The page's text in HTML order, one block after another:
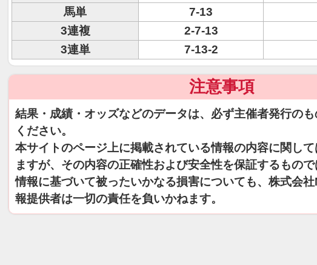
馬単
7-13
3連複
2-7-13
3連単
7-13-2
注意事項
結果・成績・オッズなどのデータは、必ず主催者発行の
ください。
本サイトのページ上に掲載されている情報の内容に関し
ますが、その内容の正確性および安全性を保証するもの
情報に基づいて被ったいかなる損害についても、株式会
報提供者は一切の責任を負いかねます。